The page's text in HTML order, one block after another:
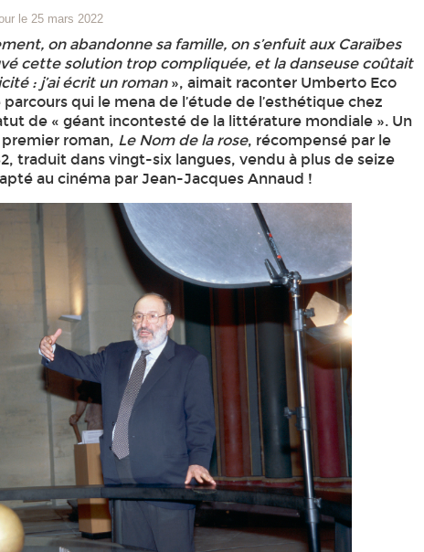
le 25 mars 2022
on abandonne sa famille, on s’enfuit aux Caraïbes
cette solution trop compliquée, et la danseuse coûtait
: j’ai écrit un roman», aimait raconter Umberto Eco
qui le mena de l’étude de l’esthétique chez
de « géant incontesté de la littérature mondiale ». Un
roman, Le Nom de la rose, récompensé par le
traduit dans vingt-six langues, vendu à plus de seize
au cinéma par Jean-Jacques Annaud !